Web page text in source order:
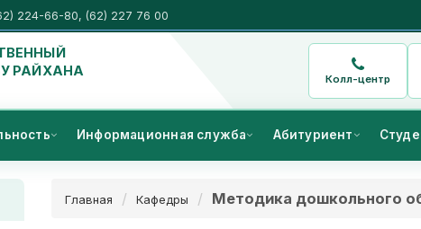
224-66-80, (62) 227 76 00
РАЙХАНА
Колл-центр
Информационная служба Абитуриент
Главная Кафедры Методика дошкольного